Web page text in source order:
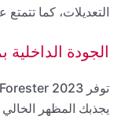
التعديلات، كما
الجودة الداخلية
يجذبك المظهر